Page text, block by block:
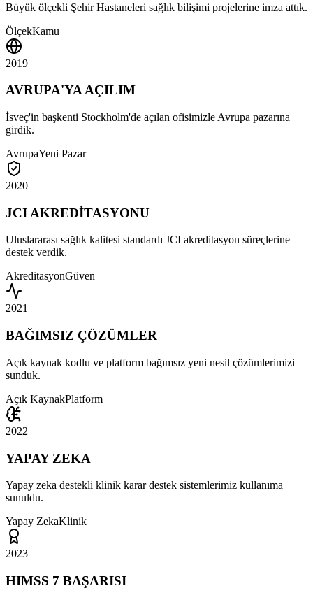
Büyük ölçekli Şehir Hastaneleri sağlık bilişimi projelerine imza attık.
ÖlçekKamu
2019
AVRUPA'YA AÇILIM
İsveç'in başkenti Stockholm'de açılan ofisimizle Avrupa pazarına
girdik.
AvrupaYeni Pazar
2020
JCI AKREDİTASYONU
Uluslararası sağlık kalitesi standardı JCI akreditasyon süreçlerine
destek verdik.
AkreditasyonGüven
2021
BAĞIMSIZ ÇÖZÜMLER
Açık kaynak kodlu ve platform bağımsız yeni nesil çözümlerimizi
sunduk.
Açık KaynakPlatform
2022
YAPAY ZEKA
Yapay zeka destekli klinik karar destek sistemlerimiz kullanıma
sunuldu.
Yapay ZekaKlinik
2023
HIMSS 7 BAŞARISI